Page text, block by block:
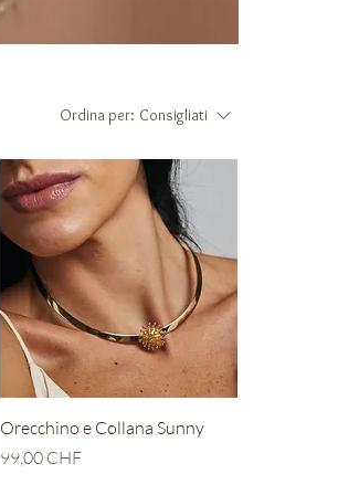
Ordina per: Consigliati
Vista rapida
Orecchino e Collana Sunny
Prezzo
99,00 CHF